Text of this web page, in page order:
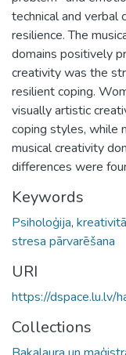
technical and verbal
resilience. The
domains positively
creativity was the
resilient coping.
visually artistic
coping styles, while
musical creativity
differences were
Keywords
Psiholoģija,
stresa pārvarēšana
URI
https://dspace.lu.lv/
Collections